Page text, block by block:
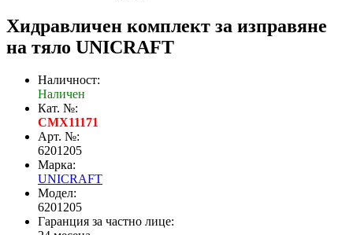
Хидравличен комплект за изправяне
на тяло UNICRAFT
Наличност:
Наличен
Кат. №:
CMX11171
Арт. №:
6201205
Марка:
UNICRAFT
Модел:
6201205
Гаранция за частно лице: